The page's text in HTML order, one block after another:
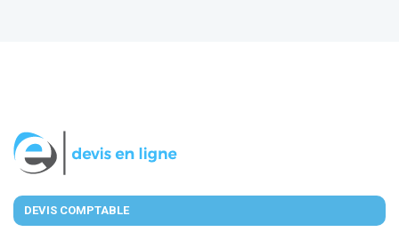
DEVIS COMPTABLE